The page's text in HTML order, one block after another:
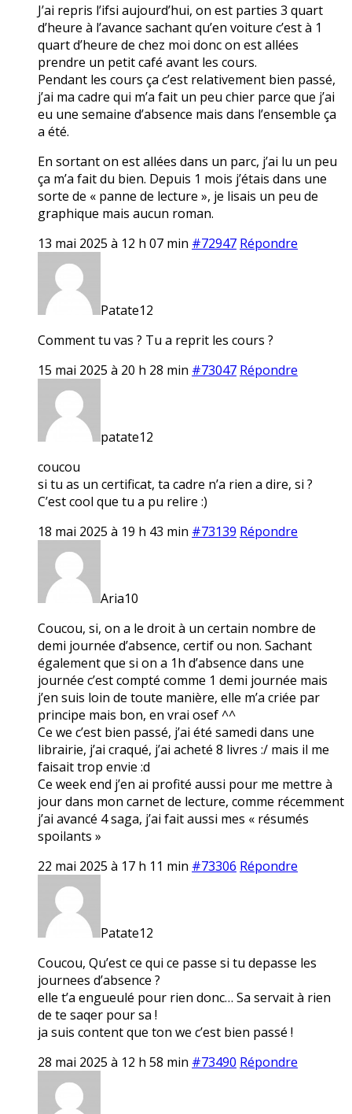
J’ai repris l’ifsi aujourd’hui, on est parties 3 quart
d’heure à l’avance sachant qu’en voiture c’est à 1
quart d’heure de chez moi donc on est allées
prendre un petit café avant les cours.
Pendant les cours ça c’est relativement bien passé,
j’ai ma cadre qui m’a fait un peu chier parce que j’ai
eu une semaine d’absence mais dans l’ensemble ça
a été.
En sortant on est allées dans un parc, j’ai lu un peu
ça m’a fait du bien. Depuis 1 mois j’étais dans une
sorte de « panne de lecture », je lisais un peu de
graphique mais aucun roman.
13 mai 2025 à 12 h 07 min #72947 Répondre
Patate12
Comment tu vas ? Tu a reprit les cours ?
15 mai 2025 à 20 h 28 min #73047 Répondre
patate12
coucou
si tu as un certificat, ta cadre n’a rien a dire, si ?
C’est cool que tu a pu relire :)
18 mai 2025 à 19 h 43 min #73139 Répondre
Aria10
Coucou, si, on a le droit à un certain nombre de
demi journée d’absence, certif ou non. Sachant
également que si on a 1h d’absence dans une
journée c’est compté comme 1 demi journée mais
j’en suis loin de toute manière, elle m’a criée par
principe mais bon, en vrai osef ^^
Ce we c’est bien passé, j’ai été samedi dans une
librairie, j’ai craqué, j’ai acheté 8 livres :/ mais il me
faisait trop envie :d
Ce week end j’en ai profité aussi pour me mettre à
jour dans mon carnet de lecture, comme récemment
j’ai avancé 4 saga, j’ai fait aussi mes « résumés
spoilants »
22 mai 2025 à 17 h 11 min #73306 Répondre
Patate12
Coucou, Qu’est ce qui ce passe si tu depasse les
journees d’absence ?
elle t’a engueulé pour rien donc… Sa servait à rien
de te saqer pour sa !
ja suis content que ton we c’est bien passé !
28 mai 2025 à 12 h 58 min #73490 Répondre